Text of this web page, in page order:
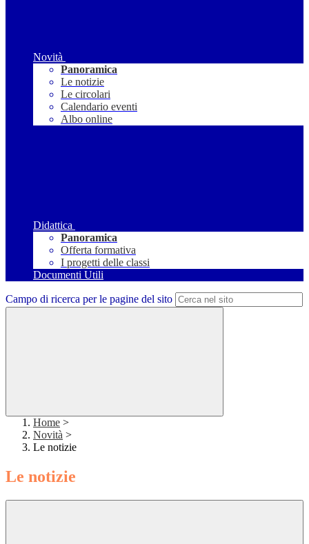
Novità
Panoramica
Le notizie
Le circolari
Calendario eventi
Albo online
Didattica
Panoramica
Offerta formativa
I progetti delle classi
Documenti Utili
Campo di ricerca per le pagine del sito
Home >
Novità >
Le notizie
Le notizie